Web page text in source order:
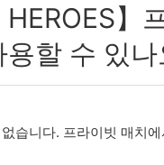
HEROES
할 수 있나
습니다. 프라이빗 매치